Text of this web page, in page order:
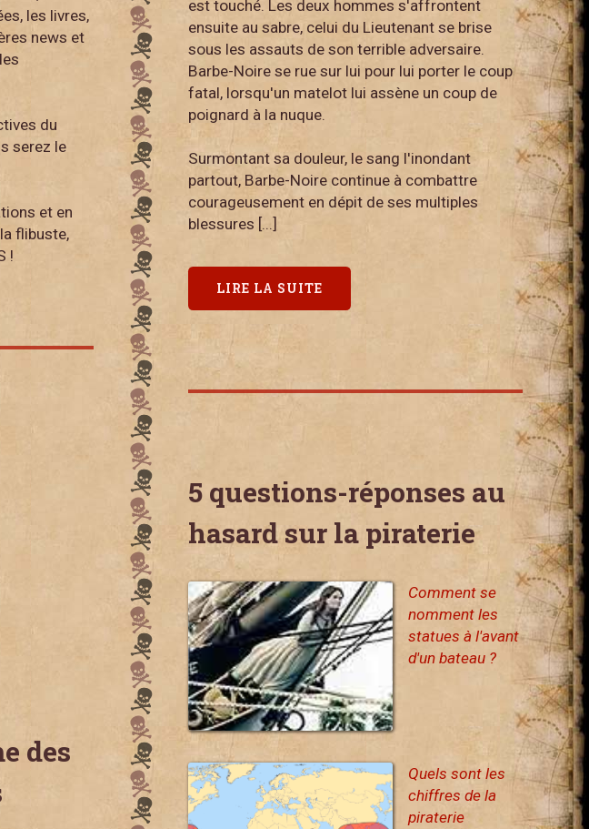
les livres,
news et
du
serez le
et en
flibuste,
!
des
est touché. Les deux hommes s'affrontent
ensuite au sabre, celui du Lieutenant se brise
sous les assauts de son terrible adversaire.
Barbe-Noire se rue sur lui pour lui porter le coup
fatal, lorsqu'un matelot lui assène un coup de
poignard à la nuque.
Surmontant sa douleur, le sang l'inondant
partout, Barbe-Noire continue à combattre
courageusement en dépit de ses multiples
blessures [...]
LIRE LA SUITE
5 questions-réponses au
hasard sur la piraterie
Comment se
nomment les
statues à l'avant
d'un bateau ?
Quels sont les
chiffres de la
piraterie